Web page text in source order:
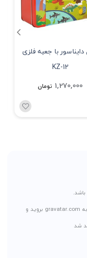
دایناسور با جعبه فلزی
KZ-12
1,270,000 تومان
gravatar.com بروید و
شد